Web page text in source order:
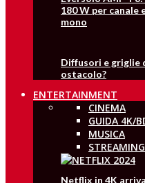
180 W per canale
mono
Diffusori e griglie
ostacolo?
ENTERTAINMENT
CINEMA
GUIDA 4K/
MUSICA
STREAMING
Netflix in 4K